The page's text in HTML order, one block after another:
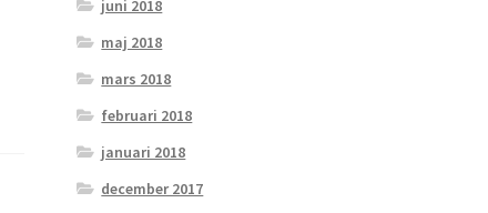
juni 2018
maj 2018
mars 2018
februari 2018
januari 2018
december 2017